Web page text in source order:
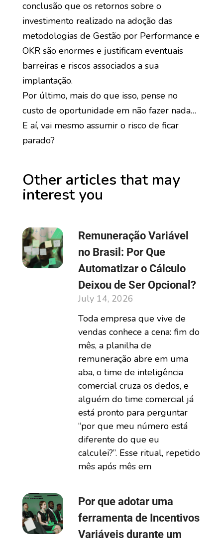
conclusão que os retornos sobre o
investimento realizado na adoção das
metodologias de Gestão por Performance e
OKR são enormes e justificam eventuais
barreiras e riscos associados a sua
implantação.
Por último, mais do que isso, pense no
custo de oportunidade em não fazer nada…
E aí, vai mesmo assumir o risco de ficar
parado?
Other articles that may
interest you
Remuneração Variável
no Brasil: Por Que
Automatizar o Cálculo
Deixou de Ser Opcional?
July 14, 2026
Toda empresa que vive de
vendas conhece a cena: fim do
mês, a planilha de
remuneração abre em uma
aba, o time de inteligência
comercial cruza os dedos, e
alguém do time comercial já
está pronto para perguntar
“por que meu número está
diferente do que eu
calculei?”. Esse ritual, repetido
mês após mês em
Por que adotar uma
ferramenta de Incentivos
Variáveis durante um